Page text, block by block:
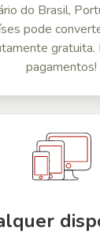
do Brasil,
pode
gratuita.
pagamentos!